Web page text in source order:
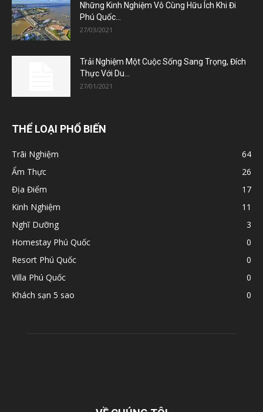
Những Kinh Nghiệm Vô Cùng Hữu Ích Khi Đi
Phú Quốc...
27/03/2021
Trải Nghiệm Một Cuộc Sống Sang Trọng, Đích
Thực Với Du...
27/01/2021
THỂ LOẠI PHỔ BIẾN
Trãi Nghiệm
64
Ẩm Thực
26
Địa Điểm
17
Kinh Nghiệm
11
Nghĩ Dưỡng
3
Homestay Phú Quốc
0
Resort Phú Quốc
0
Villa Phú Quốc
0
Khách sạn 5 sao
0